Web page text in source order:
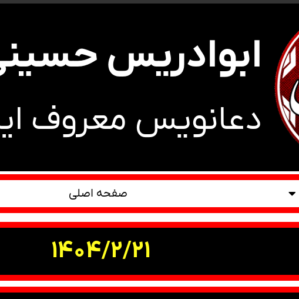
ابوادریس
دعانویس معروف
صفحه اصلی
1404/2/21